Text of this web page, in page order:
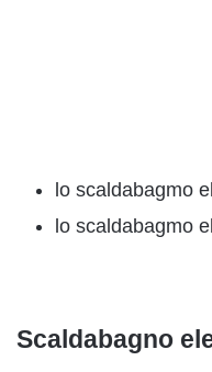
lo scaldabagmo
lo scaldabagmo
Scaldabagno